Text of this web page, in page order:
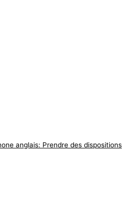
anglais: Prendre des dispositions